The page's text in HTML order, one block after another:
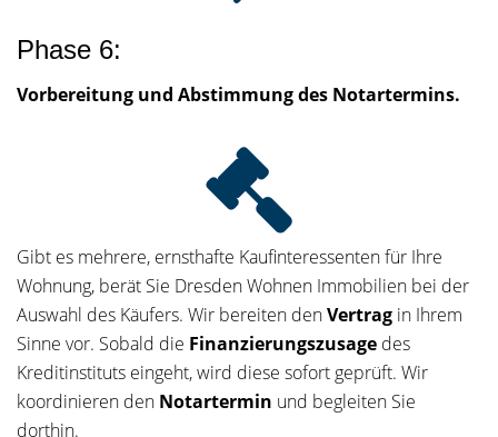
Phase 6:
Vorbereitung und Abstimmung des Notartermins.
Gibt es mehrere, ernsthafte Kaufinteressenten für Ihre
Wohnung, berät Sie Dresden Wohnen Immobilien bei der
Auswahl des Käufers. Wir bereiten denVertrag in Ihrem
Sinne vor. Sobald die Finanzierungszusage des
Kreditinstituts eingeht, wird diese sofort geprüft. Wir
koordinieren den Notartermin und begleiten Sie
dorthin.